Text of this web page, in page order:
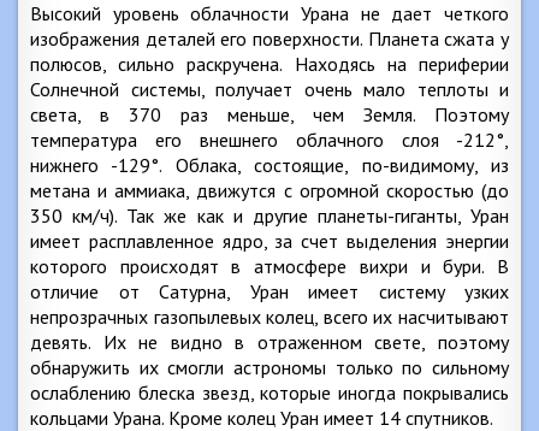
Высокий уровень облачности Урана не дает четкого
изображения деталей его поверхности. Планета сжата у
полюсов, сильно раскручена. Находясь на периферии
Солнечной системы, получает очень мало теплоты и
света, в 370 раз меньше, чем Земля. Поэтому
температура его внешнего облачного слоя -212°,
нижнего -129°. Облака, состоящие, по-видимому, из
метана и аммиака, движутся с огромной скоростью (до
350 км/ч). Так же как и другие планеты-гиганты, Уран
имеет расплавленное ядро, за счет выделения энергии
которого происходят в атмосфере вихри и бури. В
отличие от Сатурна, Уран имеет систему узких
непрозрачных газопылевых колец, всего их насчитывают
девять. Их не видно в отраженном свете, поэтому
обнаружить их смогли астрономы только по сильному
ослаблению блеска звезд, которые иногда покрывались
кольцами Урана. Кроме колец Уран имеет 14 спутников.